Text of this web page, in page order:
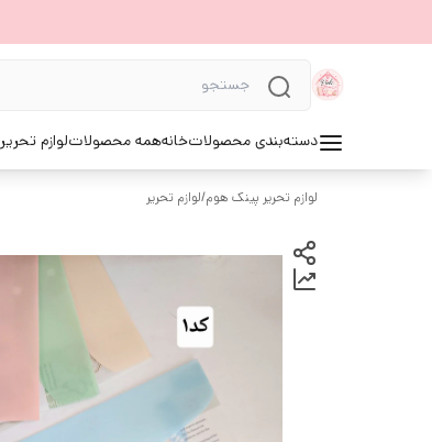
دسته‌بندی محصولاتخانههمه محصولاتلوازم تحریر
لوازم تحریر پینک هوم/لوازم تحریر